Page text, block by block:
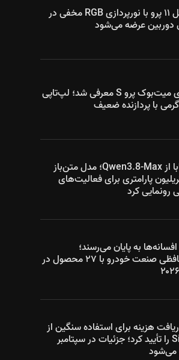
پیکسل ۱۱ پرو با نورپردازی RGB مخفی در
دوربین عرضه می‌شود
هواوی میت‌بوک پرو S معرفی شد؛ لپ‌تاپی
علی‌بابا از Qwen3.8-Max؛ مدل متن‌باز
تریلیون پارامتری برای فعالیت‌های
رونمایی کرد
به پایان می‌رسند؛
خداحافظی صنعت خودرو با ۲۷ محصول در
هزینه برای استفاده سنگین از
Siri AI را تأیید کرد؛ جزئیات در سپتامبر
می‌شود